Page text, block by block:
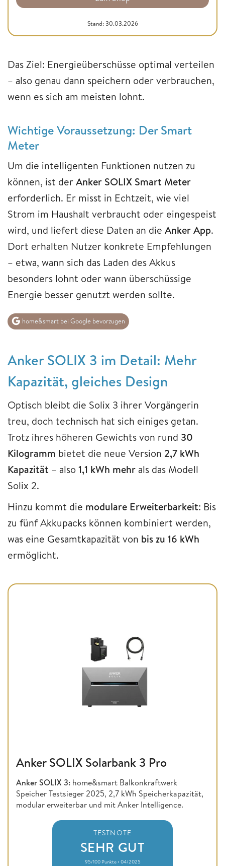
Stand: 30.03.2026
Das Ziel: Energieüberschüsse optimal verteilen
– also genau dann speichern oder verbrauchen,
wenn es sich am meisten lohnt.
Wichtige Voraussetzung: Der Smart
Meter
Um die intelligenten Funktionen nutzen zu
können, ist derAnker SOLIX Smart Meter
erforderlich. Er misst in Echtzeit, wie viel
Strom im Haushalt verbraucht oder eingespeist
wird, und liefert diese Daten an die Anker App.
Dort erhalten Nutzer konkrete Empfehlungen
– etwa, wann sich das Laden des Akkus
besonders lohnt oder wann überschüssige
Energie besser genutzt werden sollte.
home&smart bei Google bevorzugen
Anker SOLIX 3 im Detail: Mehr
Kapazität, gleiches Design
Optisch bleibt die Solix 3 ihrer Vorgängerin
treu, doch technisch hat sich einiges getan.
Trotz ihres höheren Gewichts von rund 30
Kilogramm bietet die neue Version 2,7 kWh
Kapazität – also1,1 kWh mehr als das Modell
Solix 2.
Hinzu kommt die modulare Erweiterbarkeit: Bis
zu fünf Akkupacks können kombiniert werden,
was eine Gesamtkapazität von bis zu 16 kWh
ermöglicht.
Anker SOLIX Solarbank 3 Pro
Anker SOLIX 3: home&smart Balkonkraftwerk
Speicher Testsieger 2025, 2,7 kWh Speicherkapazität,
modular erweiterbar und mit Anker Intelligence.
TESTNOTE
SEHR GUT
95/100 Punkte • 04/2025